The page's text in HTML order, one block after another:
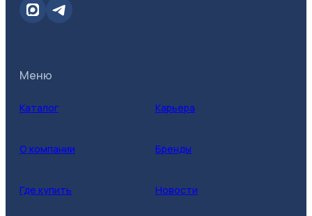
Меню
Каталог Карьера
О компании Бренды
Где купить Новости